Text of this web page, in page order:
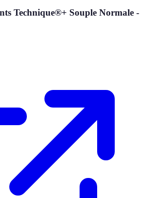
Technique®+ Souple Normale -